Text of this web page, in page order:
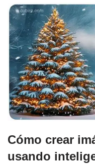
Cómo crear
usando